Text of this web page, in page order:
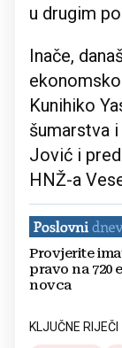
u drugim
Inače,
Kunihiko
šumarstva
Jović i
HNŽ-a
Provjerite
pravo na 720
novca
KLJUČNE RIJEČI